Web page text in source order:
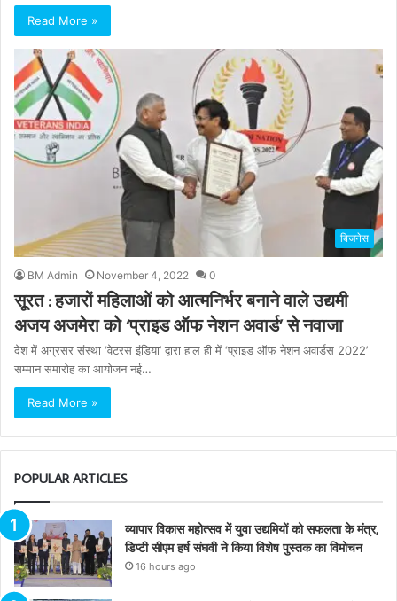
Read More »
बिजनेस
BM Admin November 4, 2022 0
सूरत : हजारों महिलाओं को आत्मनिर्भर बनाने वाले उद्यमी
अजय अजमेरा को ‘प्राइड ऑफ नेशन अवार्ड’ से नवाजा
देश में अग्रसर संस्था ‘वेटरस इंडिया’ द्वारा हाल ही में ‘प्राइड ऑफ नेशन अवार्डस 2022’
सम्मान समारोह का आयोजन नई…
Read More »
POPULAR ARTICLES
व्यापार विकास महोत्सव में युवा उद्यमियों को सफलता के मंत्र,
डिप्टी सीएम हर्ष संघवी ने किया विशेष पुस्तक का विमोचन
16 hours ago